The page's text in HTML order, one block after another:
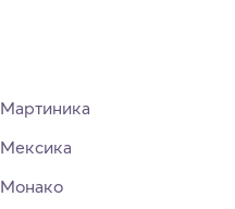
Мартиника
Мексика
Монако